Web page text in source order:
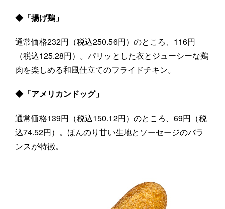
◆「揚げ鶏」
通常価格232円（税込250.56円）のところ、116円
（税込125.28円）。パリッとした衣とジューシーな鶏
肉を楽しめる和風仕立てのフライドチキン。
◆「アメリカンドッグ」
通常価格139円（税込150.12円）のところ、69円（税
込74.52円）。ほんのり甘い生地とソーセージのバラ
ンスが特徴。